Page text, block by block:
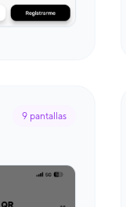
9 pantallas